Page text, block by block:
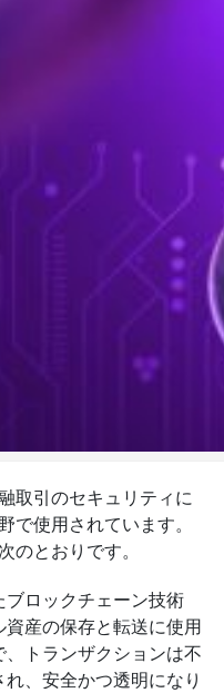
取引のセキュリティに
で使用されています。
のとおりです。
ロックチェーン技術
産の保存と転送に使用
トランザクションは不
、安全かつ透明になり